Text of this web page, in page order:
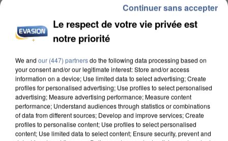
INCENDIES : L’ÎLE-DE-FRANCE LANCE UN ÉLAN
DE SOLIDARITÉ AVEC LES...
Le respect de votre vie privée est
notre priorité
We and our (447) partnersdo the following data processing based on
your consent and/or our legitimate interest: Store and/or access
information on a device; Use limited data to select advertising; Create
profiles for personalised advertising; Use profiles to select personalised
advertising; Measure advertising performance; Measure content
performance; Understand audiences through statistics or combinations
of data from different sources; Develop and improve services; Create
profiles to personalise content; Use profiles to select personalised
content; Use limited data to select content; Ensure security, prevent and
Continuer sans accepter